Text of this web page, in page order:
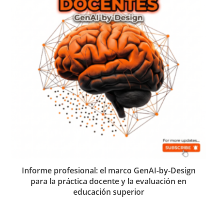
Informe profesional: el marco GenAI-by-Design
para la práctica docente y la evaluación en
educación superior